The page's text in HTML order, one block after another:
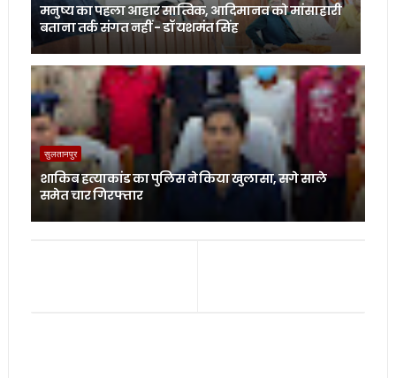
मनुष्य का पहला आहार सात्विक, आदिमानव को मांसाहारी
बताना तर्क संगत नहीं - डॉ यशमंत सिंह
सुलतानपुर
शाकिब हत्याकांड का पुलिस ने किया खुलासा, सगे साले
समेत चार गिरफ्तार